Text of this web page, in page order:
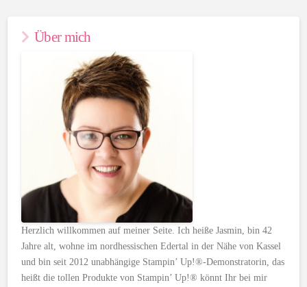
Über mich
Herzlich willkommen auf meiner Seite. Ich heiße Jasmin, bin 42
Jahre alt, wohne im nordhessischen Edertal in der Nähe von Kassel
und bin seit 2012 unabhängige Stampin’ Up!®-Demonstratorin, das
heißt die tollen Produkte von Stampin’ Up!® könnt Ihr bei mir